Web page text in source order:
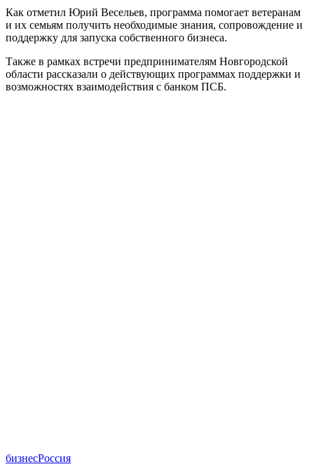
Как отметил Юрий Весельев, программа помогает ветеранам
и их семьям получить необходимые знания, сопровождение и
поддержку для запуска собственного бизнеса.
Также в рамках встречи предпринимателям Новгородской
области рассказали о действующих программах поддержки и
возможностях взаимодействия с банком ПСБ.
бизнесРоссия